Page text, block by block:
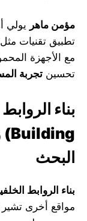
مؤمن ماهر يولي
تطبيق تقنيات
مع الأجهزة
تحسين تجربة
بناء
Building)
البحث
بناء الروابط
مواقع أخرى تشير